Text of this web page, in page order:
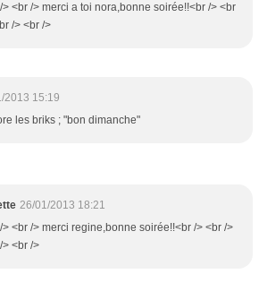
> <br /> merci a toi nora,bonne soirée!!<br /> <br
/> <br />
2013 15:19
les briks ; "bon dimanche"
26/01/2013 18:21
> <br /> merci regine,bonne soirée!!<br /> <br />
> <br />